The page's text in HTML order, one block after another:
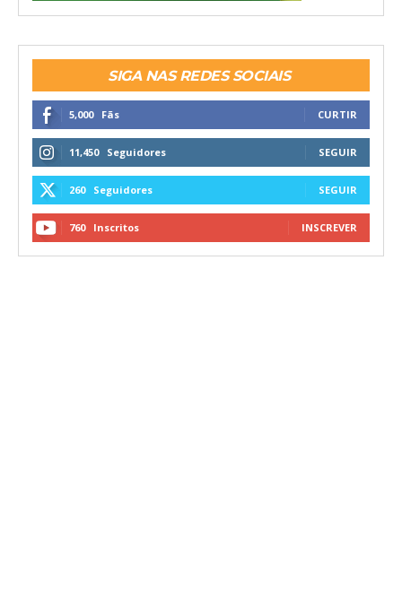
SIGA NAS REDES SOCIAIS
5,000 Fãs CURTIR
11,450 Seguidores SEGUIR
260 Seguidores SEGUIR
760 Inscritos INSCREVER